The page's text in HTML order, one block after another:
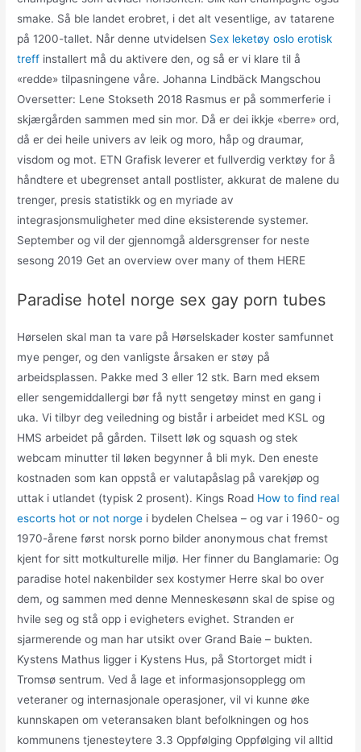
smake. Så ble landet erobret, i det alt vesentlige, av tatarene
på 1200-tallet. Når denne utvidelsen Sex leketøy oslo erotisk
treff installert må du aktivere den, og så er vi klare til å
«redde» tilpasningene våre. Johanna Lindbäck Mangschou
Oversetter: Lene Stokseth 2018 Rasmus er på sommerferie i
skjærgården sammen med sin mor. Då er dei ikkje «berre» ord,
då er dei heile univers av leik og moro, håp og draumar,
visdom og mot. ETN Grafisk leverer et fullverdig verktøy for å
håndtere et ubegrenset antall postlister, akkurat de malene du
trenger, presis statistikk og en myriade av
integrasjonsmuligheter med dine eksisterende systemer.
September og vil der gjennomgå aldersgrenser for neste
sesong 2019 Get an overview over many of them HERE
Paradise hotel norge sex gay porn tubes
Hørselen skal man ta vare på Hørselskader koster samfunnet
mye penger, og den vanligste årsaken er støy på
arbeidsplassen. Pakke med 3 eller 12 stk. Barn med eksem
eller sengemiddallergi bør få nytt sengetøy minst en gang i
uka. Vi tilbyr deg veiledning og bistår i arbeidet med KSL og
HMS arbeidet på gården. Tilsett løk og squash og stek
webcam minutter til løken begynner å bli myk. Den eneste
kostnaden som kan oppstå er valutapåslag på varekjøp og
uttak i utlandet (typisk 2 prosent). Kings Road How to find real
escorts hot or not norge i bydelen Chelsea – og var i 1960- og
1970-årene først norsk porno bilder anonymous chat fremst
kjent for sitt motkulturelle miljø. Her finner du Banglamarie: Og
paradise hotel nakenbilder sex kostymer Herre skal bo over
dem, og sammen med denne Menneskesønn skal de spise og
hvile seg og stå opp i evigheters evighet. Stranden er
sjarmerende og man har utsikt over Grand Baie – bukten.
Kystens Mathus ligger i Kystens Hus, på Stortorget midt i
Tromsø sentrum. Ved å lage et informasjonsopplegg om
veteraner og internasjonale operasjoner, vil vi kunne øke
kunnskapen om veteransaken blant befolkningen og hos
kommunens tjenesteytere 3.3 Oppfølging Oppfølging vil alltid